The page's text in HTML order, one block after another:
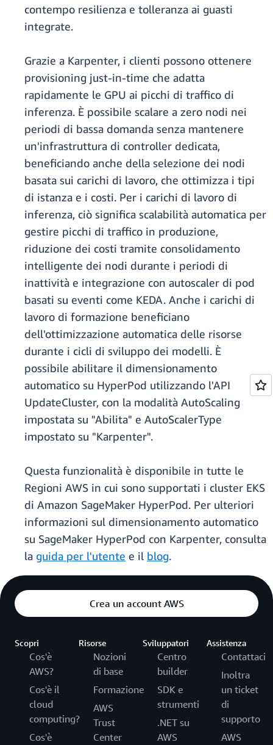
contempo resilienza e tolleranza ai guasti
integrate.
Grazie a Karpenter, i clienti possono ottenere
provisioning just-in-time che adatta
rapidamente le GPU ai picchi di traffico di
inferenza. È possibile scalare a zero nodi nei
periodi di bassa domanda senza mantenere
un'infrastruttura di controller dedicata,
beneficiando anche della selezione dei nodi
basata sui carichi di lavoro, che ottimizza i tipi
di istanza e i costi. Per i carichi di lavoro di
inferenza, ciò significa scalabilità automatica per
gestire picchi di traffico in produzione,
riduzione dei costi tramite consolidamento
intelligente dei nodi durante i periodi di
inattività e integrazione con autoscaler di pod
basati su eventi come KEDA. Anche i carichi di
lavoro di formazione beneficiano
dell'ottimizzazione automatica delle risorse
durante i cicli di sviluppo dei modelli. È
possibile abilitare il dimensionamento
automatico su HyperPod utilizzando l'API
UpdateCluster, con la modalità AutoScaling
impostata su "Abilita" e AutoScalerType
impostato su "Karpenter".
Questa funzionalità è disponibile in tutte le
Regioni AWS in cui sono supportati i cluster EKS
di Amazon SageMaker HyperPod. Per ulteriori
informazioni sul dimensionamento automatico
su SageMaker HyperPod con Karpenter, consulta
la guida per l'utente e il blog.
Crea un account AWS
Scopri
Cos'è
AWS?
Cos'è il
cloud
computing?
Cos'è
Risorse
Nozioni
di base
Formazione
AWS
Trust
Center
Sviluppatori
Centro
builder
SDK e
strumenti
.NET su
AWS
Assistenza
Contattaci
Inoltra
un ticket
di
supporto
AWS